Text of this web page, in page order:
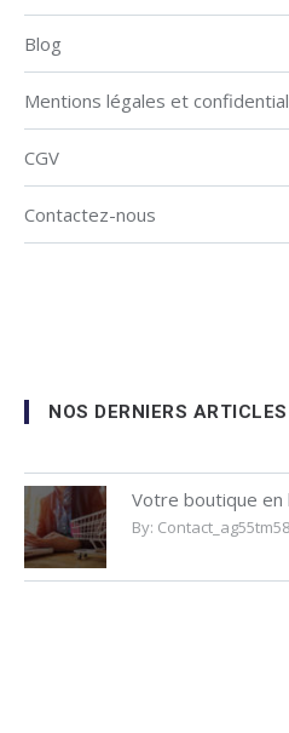
Blog
Mentions légales et
CGV
Contactez-nous
NOS DERNIERS ARTICLES
Votre boutique en
By: Contact_ag55tm58